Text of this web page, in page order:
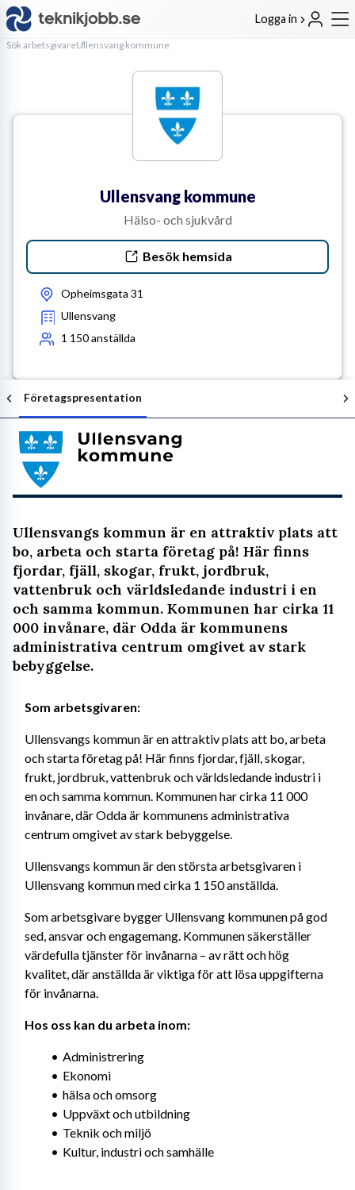
Logga in
Sök arbetsgivareUllensvang kommune
Ullensvang kommune
Hälso- och sjukvård
Besök hemsida
Opheimsgata 31
Ullensvang
1 150anställda
Företagspresentation
Ullensvangs kommun är en attraktiv plats att
bo, arbeta och starta företag på! Här finns
fjordar, fjäll, skogar, frukt, jordbruk,
vattenbruk och världsledande industri i en
och samma kommun. Kommunen har cirka 11
000 invånare, där Odda är kommunens
administrativa centrum omgivet av stark
bebyggelse.
Som arbetsgivaren:
Ullensvangs kommun är en attraktiv plats att bo, arbeta
och starta företag på! Här finns fjordar, fjäll, skogar,
frukt, jordbruk, vattenbruk och världsledande industri i
en och samma kommun. Kommunen har cirka 11 000
invånare, där Odda är kommunens administrativa
centrum omgivet av stark bebyggelse.
Ullensvangs kommun är den största arbetsgivaren i
Ullensvang kommun med cirka 1 150 anställda.
Som arbetsgivare bygger Ullensvang kommunen på god
sed, ansvar och engagemang. Kommunen säkerställer
värdefulla tjänster för invånarna – av rätt och hög
kvalitet, där anställda är viktiga för att lösa uppgifterna
för invånarna.
Hos oss kan du arbeta inom:
Administrering
Ekonomi
hälsa och omsorg
Uppväxt och utbildning
Teknik och miljö
Kultur, industri och samhälle